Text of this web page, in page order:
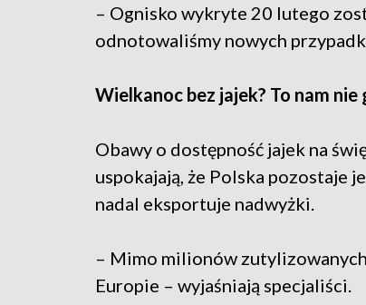
– Ognisko wykryte 20 lutego
odnotowaliśmy nowych
Wielkanoc bez jajek? To nam nie
Obawy o dostępność jajek na
uspokajają, że Polska pozostaje
nadal eksportuje nadwyżki.
– Mimo milionów
Europie – wyjaśniają specjaliści.